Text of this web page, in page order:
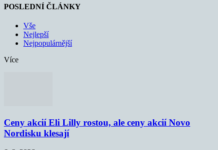
POSLEDNÍ ČLÁNKY
Vše
Nejlepší
Nejpopulárnější
Více
Ceny akcií Eli Lilly rostou, ale ceny akcií Novo
Nordisku klesají